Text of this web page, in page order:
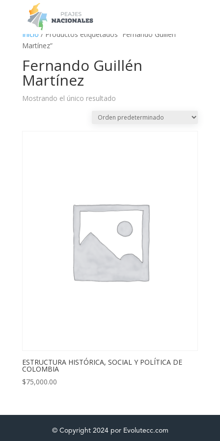
Inicio / Productos etiquetados “Fernando Guillén
Martínez”
Fernando Guillén
Martínez
Mostrando el único resultado
ESTRUCTURA HISTÓRICA, SOCIAL Y POLÍTICA DE
COLOMBIA
$75,000.00
© Copyright 2024 por Evolutecc.com